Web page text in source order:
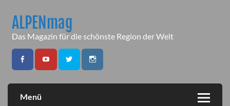
contentALPENmag
Das Magazin für die schönste Region der Welt
Menü